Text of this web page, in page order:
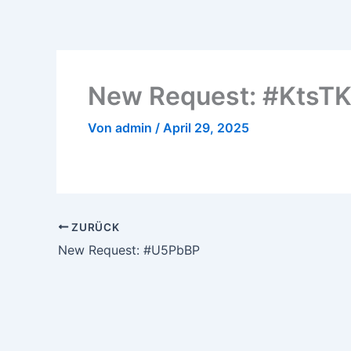
New Request:
Von admin / April 29, 2025
ZURÜCK
New Request: #U5PbBP